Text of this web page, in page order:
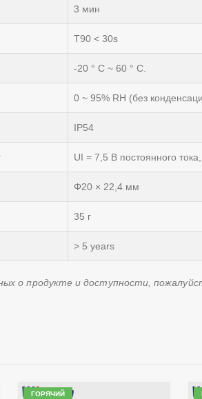
3 мин
T90 < 30s
-20 ° C ~ 60 ° C.
0 ~ 95% RH (без
IP54
UI = 7,5 В постоянного
Φ20 × 22,4 мм
35 г
> 5 years
о продукте и доступности,
ГОРЯЧИЙ